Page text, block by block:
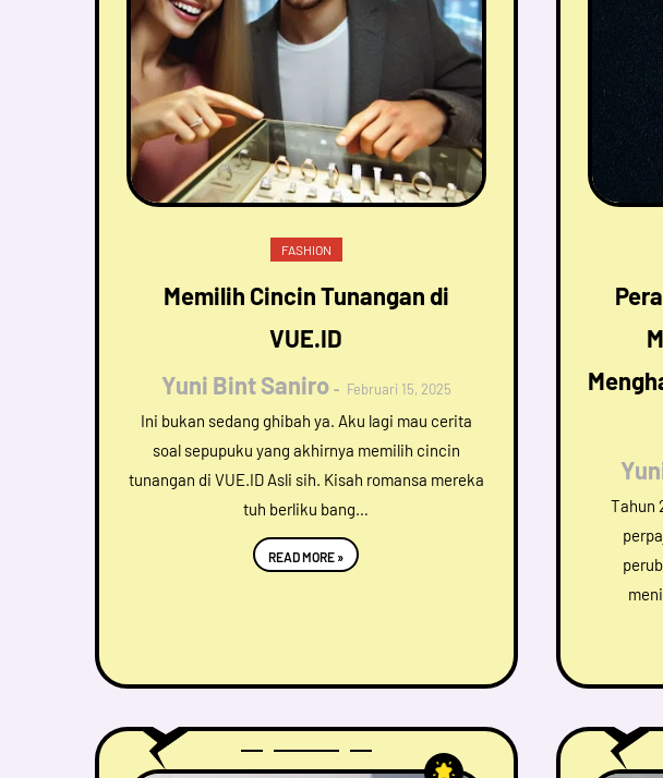
FASHION
Memilih Cincin Tunangan di
VUE.ID
Yuni Bint Saniro
Februari 15, 2025
Ini bukan sedang ghibah ya. Aku lagi mau cerita
soal sepupuku yang akhirnya memilih cincin
tunangan di VUE.ID Asli sih. Kisah romansa mereka
tuh berliku bang…
READ MORE »
Tahun